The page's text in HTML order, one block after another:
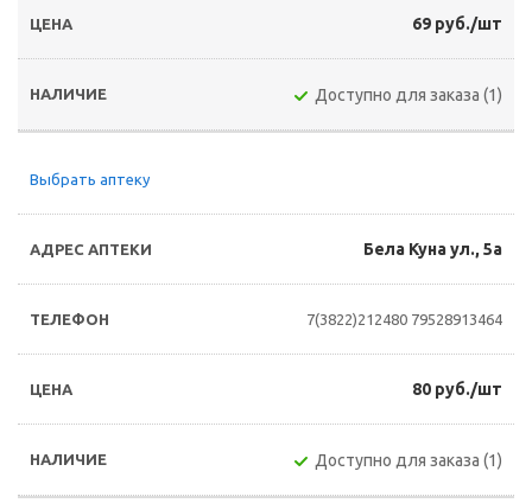
69 руб./шт
Доступно для заказа (1)
Выбрать аптеку
Бела Куна ул., 5а
7(3822)212480 79528913464
80 руб./шт
Доступно для заказа (1)